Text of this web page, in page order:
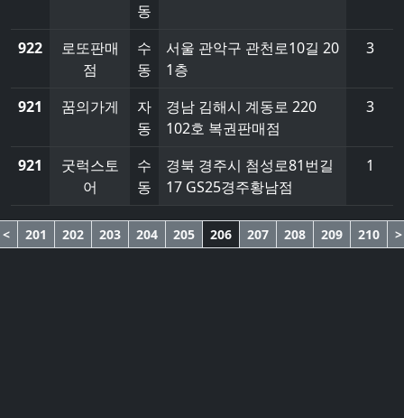
동
922
로또판매
점
수
동
서울 관악구 관천로10길 20
1층
3
921 꿈의가게
자
동
경남 김해시 계동로 220
102호 복권판매점
3
921
굿럭스토
어
수
동
경북 경주시 첨성로81번길
17 GS25경주황남점
1
< 201 202 203 204 205 206 207 208 209 210 >